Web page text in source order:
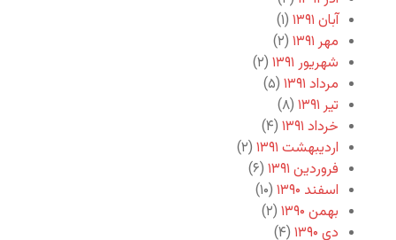
آبان ۱۳۹۱
(۱)
مهر ۱۳۹۱
(۲)
شهریور ۱۳۹۱
(۲)
مرداد ۱۳۹۱
(۵)
تیر ۱۳۹۱
(۸)
خرداد ۱۳۹۱
(۴)
اردیبهشت ۱۳۹۱
(۲)
فروردین ۱۳۹۱
(۶)
اسفند ۱۳۹۰
(۱۰)
بهمن ۱۳۹۰
(۲)
دی ۱۳۹۰
(۴)